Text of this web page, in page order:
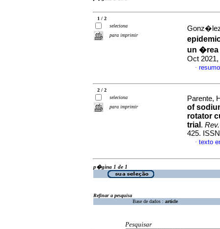
1 / 2
seleciona
para imprimir
un �rea
Oct
·
2 / 2
seleciona
para imprimir
Parente,
of
rotator
trial .
425.
· texto
p�gina 1 de 1
Refinar a pesquisa
Base de dados : article
Pesquisar